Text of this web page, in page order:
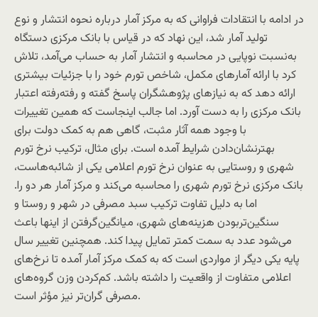
در ادامه با انتقادات فراوانی که به مرکز آمار درباره نحوه انتشار و نوع
تولید آمار شد، این نهاد که در قیاس با بانک مرکزی دستگاه
به‌نسبت نوپایی در محاسبه و انتشار آمار به حساب می‌آمد، تلاش
کرد با ارائه آمارهای مکمل، ‌شاخص تورم خود را با جزئیات بیشتری
ارائه دهد که به نیازهای پژوهشگران پاسخ گفته و رفته‌رفته اعتبار
بانک مرکزی را به دست آورد. اما جالب اینجاست که همین تغییرات
با وجود همه آثار مثبت، گاهی هم به کمک دولت برای
بهترنشان‌دادن شرایط آمده است. برای مثال، ترکیب نرخ تورم
شهری و روستایی به عنوان نرخ تورم اعلامی یکی از شائبه‌هاست،
بانک مرکزی نرخ تورم شهری را محاسبه می‌کند و مرکز آمار هر دو را.
اما به دلیل تفاوت ترکیب سبد مصرفی در شهر و روستا و
سنگین‌تربودن هزینه‌های شهری، میانگین‌گرفتن از اینها باعث
می‌شود عدد به سمت کمتر تمایل پیدا کند. همچنین تغییر سال
پایه یکی دیگر از مواردی است که به کمک مرکز آمار آمده تا نرخ‌های
اعلامی متفاوت از واقعیت را داشته باشد. کم‌کردن وزن گروه‌های
مصرفی‌ گران‌تر نیز مؤثر است.